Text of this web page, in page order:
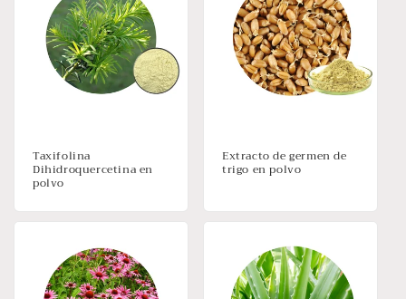
Taxifolina
Dihidroquercetina en
polvo
Extracto de germen de
trigo en polvo